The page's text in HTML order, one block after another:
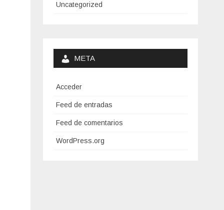
Uncategorized
META
Acceder
Feed de entradas
Feed de comentarios
WordPress.org